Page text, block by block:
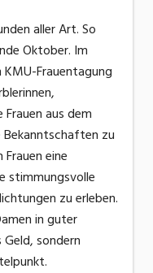
aller Art. So
Oktober. Im
KMU-Frauentagung
aus dem
zu
eine
stimmungsvolle
zu erleben.
in guter
sondern